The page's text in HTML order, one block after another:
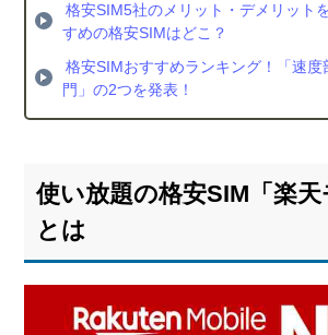
格安SIM5社のメリット・デメリット
すめの格安SIMはどこ？
格安SIMおすすめランキング！「速度
門」の2つを発表！
使い放題の格安SIM「楽天
とは